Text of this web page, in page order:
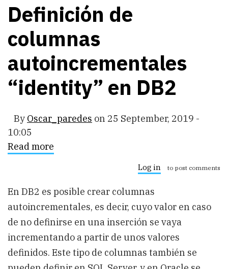
Definición de
columnas
autoincrementales
“identity” en DB2
By Oscar_paredes on 25 September, 2019 -
10:05
Read more
“identity”
DB2
Log in to post comments
En DB2 es posible crear columnas
autoincrementales, es decir, cuyo valor en caso
de no definirse en una inserción se vaya
incrementando a partir de unos valores
definidos. Este tipo de columnas también se